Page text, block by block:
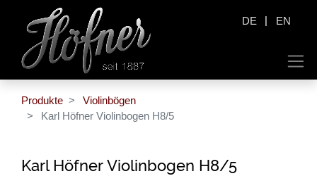
DE | EN
Produkte
Violinbögen
Karl Höfner Violinbogen H8/5
Karl Höfner Violinbogen H8/5